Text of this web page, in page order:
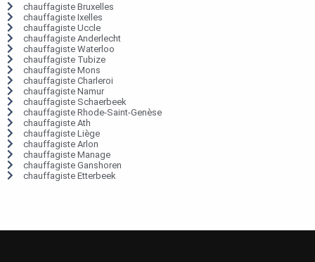
chauffagiste Bruxelles
chauffagiste Ixelles
chauffagiste Uccle
chauffagiste Anderlecht
chauffagiste Waterloo
chauffagiste Tubize
chauffagiste Mons
chauffagiste Charleroi
chauffagiste Namur
chauffagiste Schaerbeek
chauffagiste Rhode-Saint-Genèse
chauffagiste Ath
chauffagiste Liège
chauffagiste Arlon
chauffagiste Manage
chauffagiste Ganshoren
chauffagiste Etterbeek